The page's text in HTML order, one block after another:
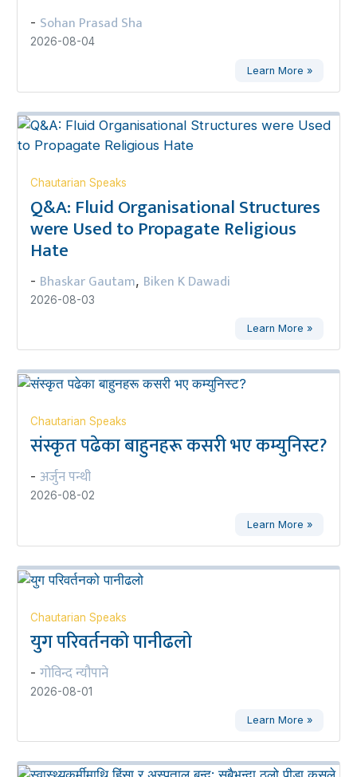
- Sohan Prasad Sha
2026-08-04
Learn More »
Chautarian Speaks
Q&A: Fluid Organisational Structures
were Used to Propagate Religious
Hate
- Bhaskar Gautam, Biken K Dawadi
2026-08-03
Learn More »
Chautarian Speaks
संस्कृत पढेका बाहुनहरू कसरी भए कम्युनिस्ट?
- अर्जुन पन्थी
2026-08-02
Learn More »
Chautarian Speaks
युग परिवर्तनको पानीढलो
- गोविन्द न्यौपाने
2026-08-01
Learn More »